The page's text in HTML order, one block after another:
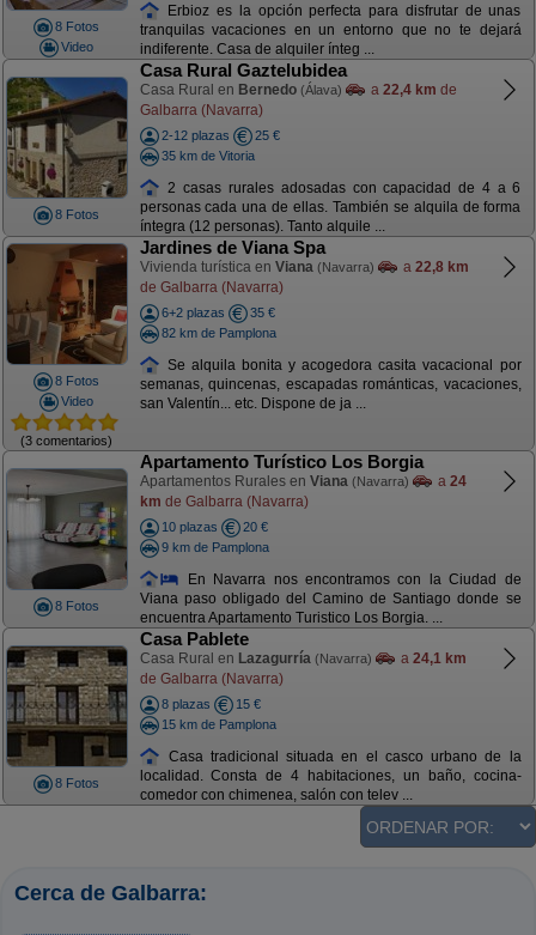
8 Fotos
Video
Erbioz es la opción perfecta para disfrutar de unas
tranquilas vacaciones en un entorno que no te dejará
indiferente. Casa de alquiler ínteg ...
8 Fotos
Casa Rural Gaztelubidea
Casa Rural en Bernedo (Álava) a 22,4 km de
Galbarra (Navarra)
2-12 plazas
25 €
35 km de Vitoria
2 casas rurales adosadas con capacidad de 4 a 6
personas cada una de ellas. También se alquila de forma
íntegra (12 personas). Tanto alquile ...
8 Fotos
Video
(3 comentarios)
Jardines de Viana Spa
Vivienda turística en Viana (Navarra) a 22,8 km
de Galbarra (Navarra)
6+2 plazas
35 €
82 km de Pamplona
Se alquila bonita y acogedora casita vacacional por
semanas, quincenas, escapadas románticas, vacaciones,
san Valentín... etc. Dispone de ja ...
8 Fotos
Apartamento Turístico Los Borgia
Apartamentos Rurales en Viana (Navarra) a 24
km de Galbarra (Navarra)
10 plazas
20 €
9 km de Pamplona
En Navarra nos encontramos con la Ciudad de
Viana paso obligado del Camino de Santiago donde se
encuentra Apartamento Turistico Los Borgia. ...
8 Fotos
Casa Pablete
Casa Rural en Lazagurría (Navarra) a 24,1 km
de Galbarra (Navarra)
8 plazas
15 €
15 km de Pamplona
Casa tradicional situada en el casco urbano de la
localidad. Consta de 4 habitaciones, un baño, cocina-
comedor con chimenea, salón con telev ...
Cerca de Galbarra: